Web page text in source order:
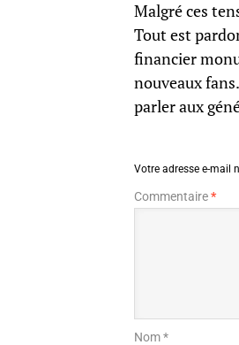
Malgré ces
Tout est
financier
nouveaux
parler aux
Votre adresse e-mail
Commentaire*
Nom *